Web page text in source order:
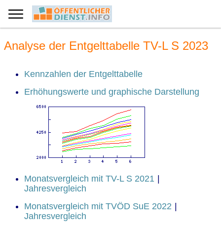
Analyse der Entgelttabelle TV-L S 2023
Kennzahlen der Entgelttabelle
Erhöhungswerte und graphische Darstellung
Monatsvergleich mit TV-L S 2021
Jahresvergleich
Monatsvergleich mit TVÖD SuE 2022
Jahresvergleich